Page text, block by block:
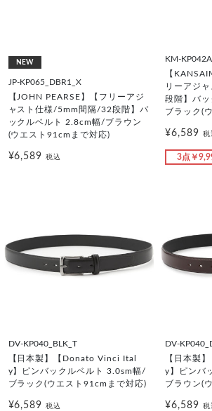
NEW
JP-KP065_DBR1_X
【JOHN PEARSE】【フリーアジ
ャスト仕様/5mm間隔/32段階】バ
ックルベルト 2.8cm幅/ブラウン
(ウエスト91cmまで対応)
¥6,589税込
KM-
【
リーアジ
段階】バ
ブラック(
¥6,589 税
3点￥
DV-KP040_BLK_T
【日本製】【Donato Vinci Ital
y】ピンバックルベルト 3.0sm幅/
ブラック(ウエスト91cmまで対応)
¥6,589税込
DV-
【日本製
y】ピンバ
ブラウン(
¥6,589 税